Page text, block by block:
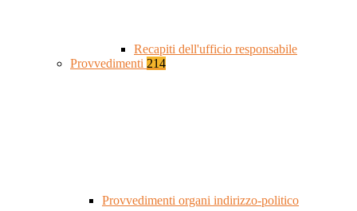
Recapiti dell'ufficio responsabile
Provvedimenti 214
Provvedimenti organi indirizzo-politico